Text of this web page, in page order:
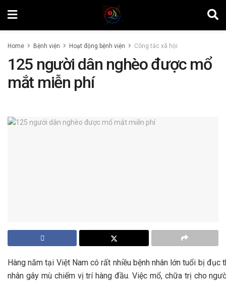
Home Bệnh viện Hoạt động bệnh viện Công tác xã hội
125 người dân nghèo được mổ
mắt miễn phí
Hàng năm tại Việt Nam có rất nhiều bệnh nhân lớn tuổi bị
nhân gây mù chiếm vị trí hàng đầu. Việc mổ, chữa trị cho